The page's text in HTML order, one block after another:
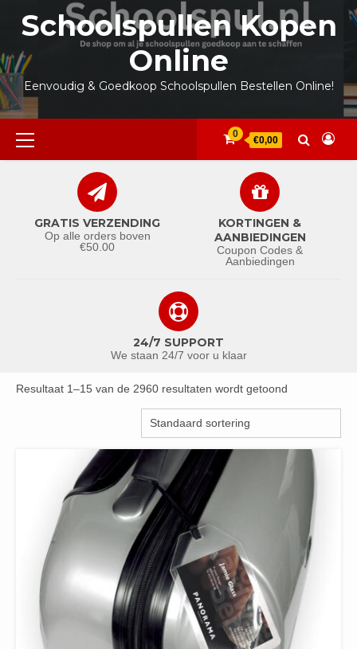
inhoud
Schoolspullen Kopen
Online
Eenvoudig & Goedkoop Schoolspullen Bestellen Online!
Primair
menu
0
€0,00
GRATIS VERZENDING
Op alle orders boven
€50.00
KORTINGEN &
AANBIEDINGEN
Coupon Codes &
Aanbiedingen
24/7 SUPPORT
We staan 24/7 voor u klaar
Resultaat 1–15 van de 2960 resultaten wordt getoond